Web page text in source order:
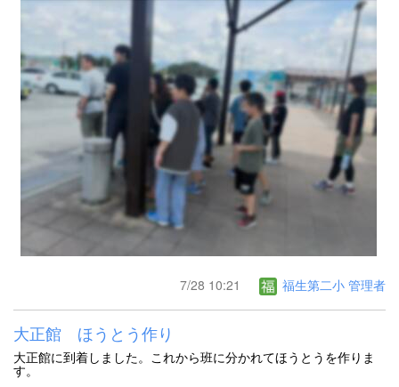
7/28 10:21 福生第二小 管理者
大正館 ほうとう作り
大正館に到着しました。これから班に分かれてほうとうを作りま
す。